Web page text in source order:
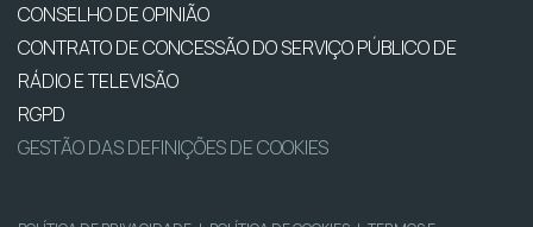
CONSELHO DE OPINIÃO
CONTRATO DE CONCESSÃO DO SERVIÇO PÚBLICO DE
RÁDIO E TELEVISÃO
RGPD
GESTÃO DAS DEFINIÇÕES DE COOKIES